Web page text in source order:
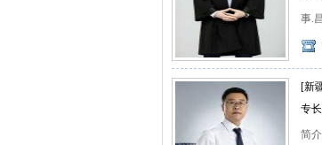
事.
[新
专
简